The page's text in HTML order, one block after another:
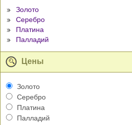
Золото
Серебро
Платина
Палладий
Цены
Золото
Серебро
Платина
Палладий